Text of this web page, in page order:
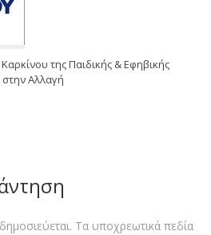
της Παιδικής & Εφηβικής
Αλλαγή
Τα υποχρεωτικά πεδία